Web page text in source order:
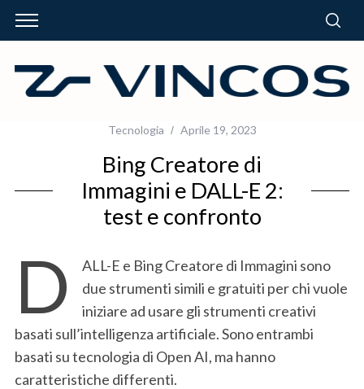
Tecnologia Aprile 19, 2023
Bing Creatore di
Immagini e DALL-E 2:
test e confronto
D
ALL-E e Bing Creatore di Immagini sono
due strumenti simili e gratuiti per chi vuole
iniziare ad usare gli strumenti creativi
basati sull’intelligenza artificiale. Sono entrambi
basati su tecnologia di Open AI, ma hanno
caratteristiche differenti.